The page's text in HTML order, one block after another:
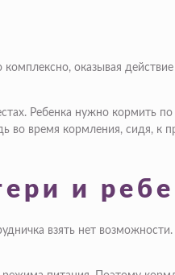
оказывая
Ребенка нужно кормить
время кормления, сидя, к
и
взять нет